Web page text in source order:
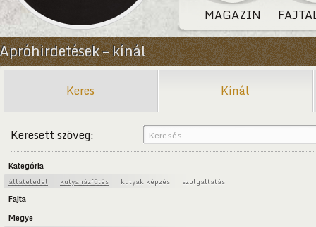
MAGAZIN
Apróhirdetések – kínál
Keres Kínál
Keresett szöveg:
Kategória
állateledel kutyaházfűtés kutyakiképzés szolgaltatás
Fajta
Megye